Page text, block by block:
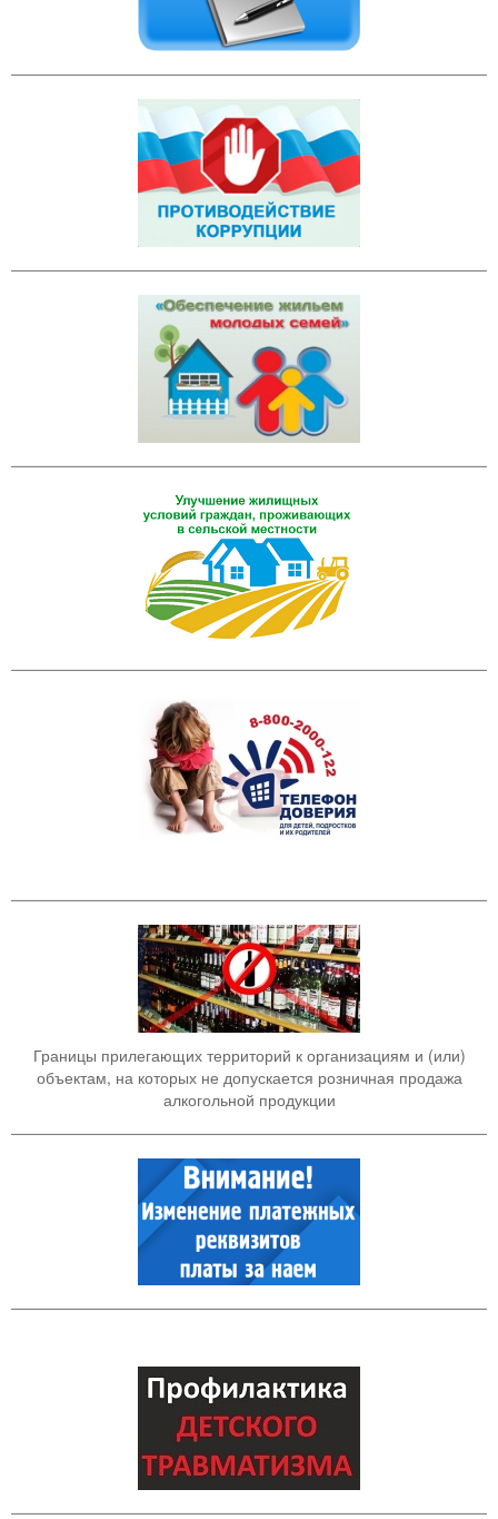
Границы прилегающих территорий к организациям и (или)
объектам, на которых не допускается розничная продажа
алкогольной продукции